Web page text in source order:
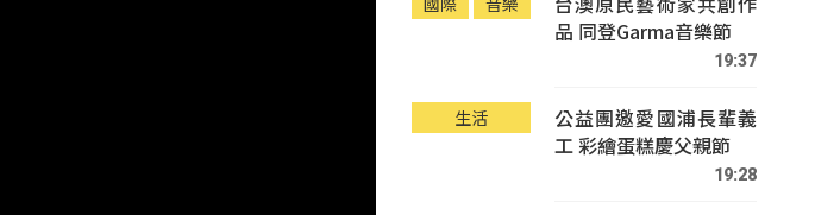
品 同登Garma音樂節
19:37
生活
公益團邀愛國浦長輩義
工 彩繪蛋糕慶父親節
19:28